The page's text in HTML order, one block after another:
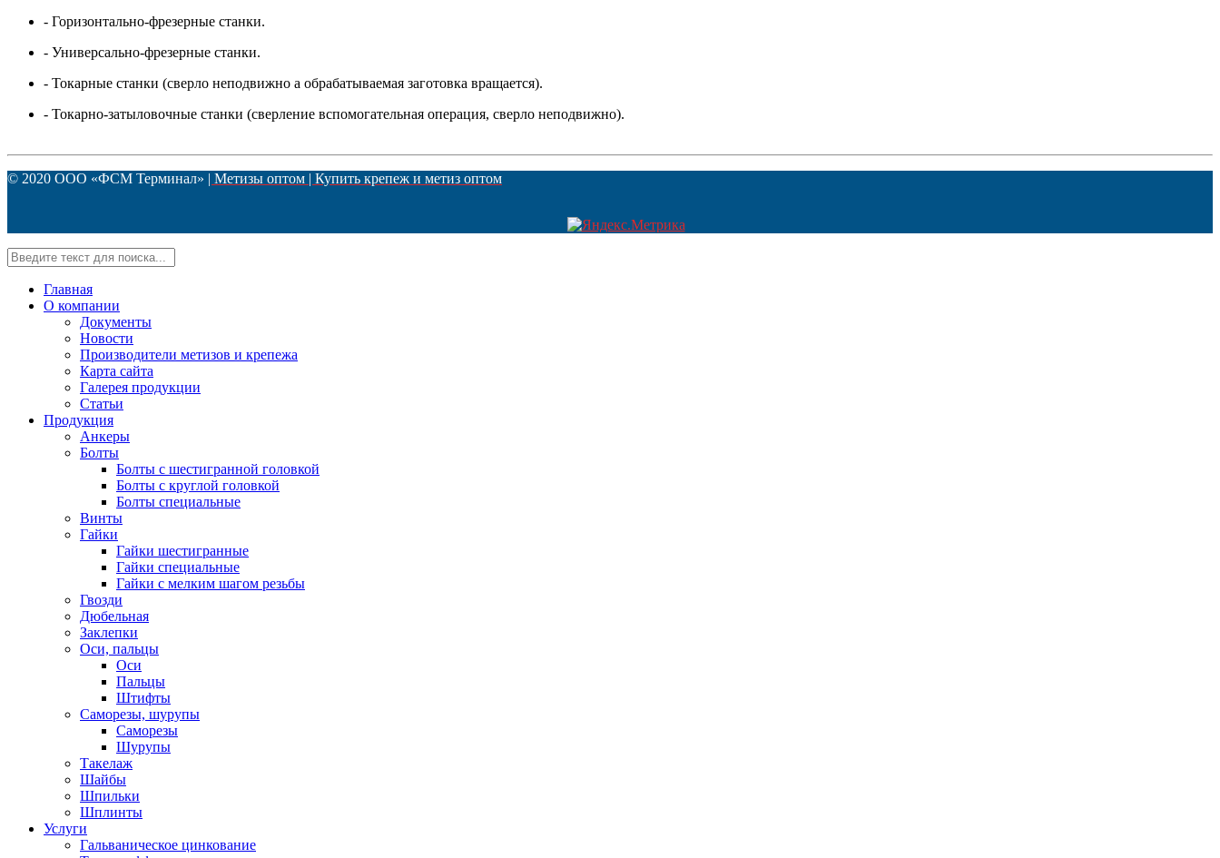
- Горизонтально-фрезерные станки.
- Универсально-фрезерные станки.
- Токарные станки (сверло неподвижно а обрабатываемая заготовка вращается).
- Токарно-затыловочные станки (сверление вспомогательная операция, сверло неподвижно).
© 2020 ООО «ФСМ Терминал» | Метизы оптом | Купить крепеж и метиз оптом
Главная
О компании
Документы
Новости
Производители метизов и крепежа
Карта сайта
Галерея продукции
Статьи
Продукция
Анкеры
Болты
Болты с шестигранной головкой
Болты с круглой головкой
Болты специальные
Винты
Гайки
Гайки шестигранные
Гайки специальные
Гайки с мелким шагом резьбы
Гвозди
Дюбельная
Заклепки
Оси, пальцы
Оси
Пальцы
Штифты
Саморезы, шурупы
Саморезы
Шурупы
Такелаж
Шайбы
Шпильки
Шплинты
Услуги
Гальваническое цинкование